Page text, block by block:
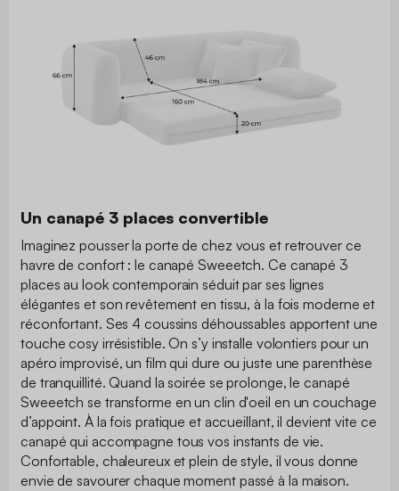
Un canapé 3 places convertible
Imaginez pousser la porte de chez vous et retrouver ce
havre de confort : le canapé Sweeetch. Ce canapé 3
places au look contemporain séduit par ses lignes
élégantes et son revêtement en tissu, à la fois moderne et
réconfortant. Ses 4 coussins déhoussables apportent une
touche cosy irrésistible. On s’y installe volontiers pour un
apéro improvisé, un film qui dure ou juste une parenthèse
de tranquillité. Quand la soirée se prolonge, le canapé
Sweeetch se transforme en un clin d'oeil en un couchage
d’appoint. À la fois pratique et accueillant, il devient vite ce
canapé qui accompagne tous vos instants de vie.
Confortable, chaleureux et plein de style, il vous donne
envie de savourer chaque moment passé à la maison.